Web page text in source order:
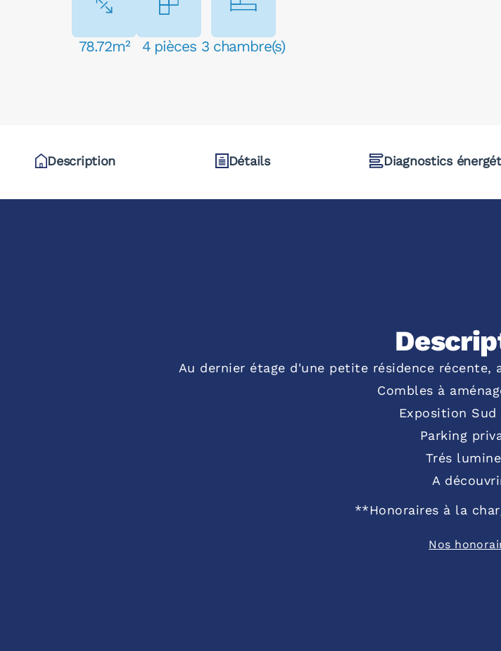
78.72m² 4 pièces 3 chambre(s)
Description Détails Diagnostics
Au dernier étage d'une petite résidence
Combles à
Exposition Sud
Parking
Trés
A
**Honoraires à la
Nos